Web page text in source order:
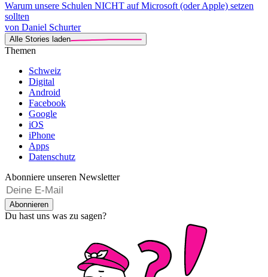
Warum unsere Schulen NICHT auf Microsoft (oder Apple) setzen
sollten
von Daniel Schurter
Alle Stories laden
Themen
Schweiz
Digital
Android
Facebook
Google
iOS
iPhone
Apps
Datenschutz
Abonniere unseren Newsletter
Abonnieren
Du hast uns was zu sagen?